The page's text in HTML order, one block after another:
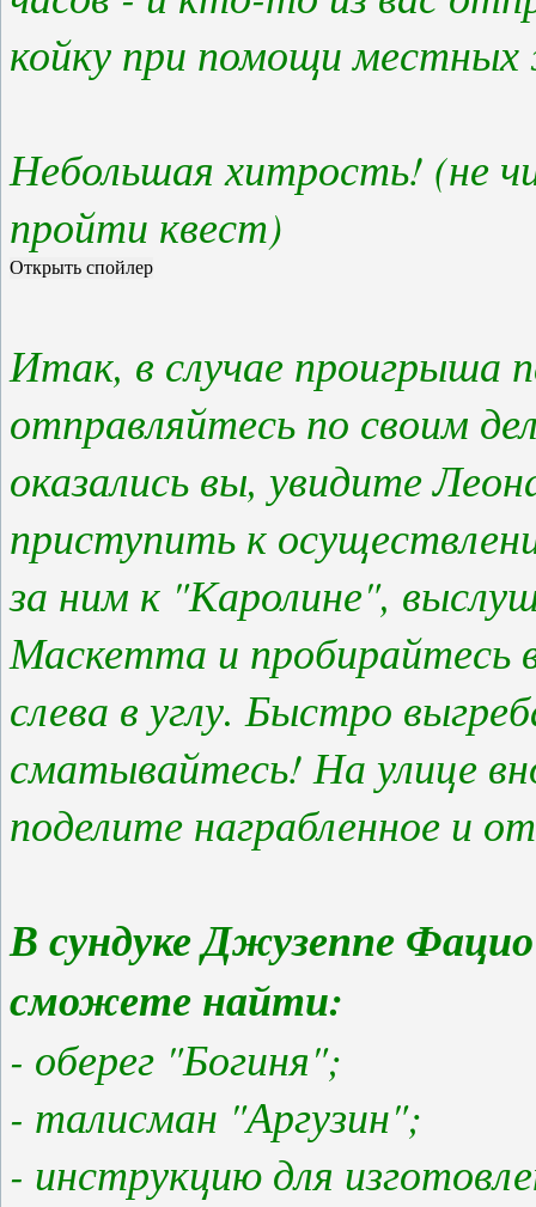
койку при помощи
Небольшая хитрость! (не
пройти квест)
Итак, в случае проигрыша
отправляйтесь по своим
оказались вы, увидите
приступить к
за ним к "Каролине",
Маскетта и пробирайтесь
слева в углу. Быстро
сматывайтесь! На улице
поделите награбленное и
В сундуке Джузеппе
сможете найти:
- оберег "Богиня";
- талисман "Аргузин";
- инструкцию для